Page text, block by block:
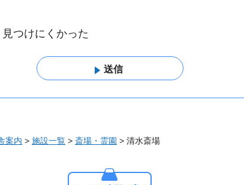
見つけにくかった
案内 > 施設一覧 > 斎場・霊園 > 清水斎場